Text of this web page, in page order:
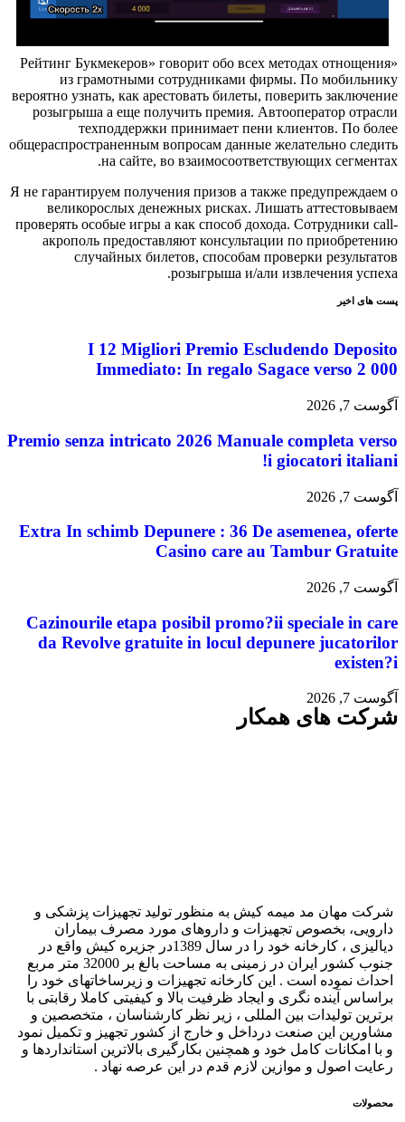
«Рейтинг Букмекеров» говорит обо всех методах отнощения
из грамотными сотрудниками фирмы. По мобильнику
вероятно узнать, как арестовать билеты, поверить заключение
розыгрыша а еще получить премия. Автооператор отрасли
техподдержки принимает пени клиентов. По более
общераспространенным вопросам данные желательно следить
на сайте, во взаимосоответствующих сегментах.
Я не гарантируем получения призов а также предупреждаем о
великорослых денежных рисках. Лишать аттестовываем
проверять особые игры а как способ дохода. Сотрудники call-
акрополь предоставляют консультации по приобретению
случайных билетов, способам проверки результатов
розыгрыша и/али извлечения успеха.
پست های اخیر
I 12 Migliori Premio Escludendo Deposito
Immediato: In regalo Sagace verso 2 000
آگوست 7, 2026
Premio senza intricato 2026 Manuale completa verso
i giocatori italiani!
آگوست 7, 2026
Extra In schimb Depunere : 36 De asemenea, oferte
Casino care au Tambur Gratuite
آگوست 7, 2026
Cazinourile etapa posibil promo?ii speciale in care
da Revolve gratuite in locul depunere jucatorilor
existen?i
آگوست 7, 2026
شرکت های همکار
شرکت مهان مد میمه کیش به منظور تولید تجهیزات پزشکی و
دارویی، بخصوص تجهیزات و داروهای مورد مصرف بیماران
دیالیزی ، کارخانه خود را در سال 1389در جزیره کیش واقع در
جنوب کشور ایران در زمینی به مساحت بالغ بر 32000 متر مربع
احداث نموده است . این کارخانه تجهیزات و زیرساخاتهای خود را
براساس آینده نگری و ایجاد ظرفیت بالا و کیفیتی کاملا رقابتی با
برترین تولیدات بین المللی ، زیر نظر کارشناسان ، متخصصین و
مشاورین این صنعت درداخل و خارج از کشور تجهیز و تکمیل نمود
و با امکانات کامل خود و همچنین بکارگیری بالاترین استانداردها و
رعایت اصول و موازین لازم قدم در این عرصه نهاد .
محصولات